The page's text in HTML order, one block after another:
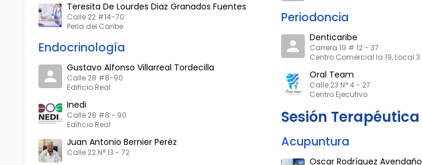
Teresita De Lourdes Diaz Granados Fuentes
Calle 22 #14-70
Perla del Caribe
Endocrinología
Gustavo Alfonso Villarreal Tordecilla
Calle 28 #8-90
Edificio Real
Inedi
Calle 28 #8 - 90
Edificio Real
Juan Antonio Bernier Peréz
Calle 22 N° 13 - 72
Periodoncia
Denticaribe
Carrera 19 # 12 - 37
Centro Comercial la 19, Local 3
Oral Team
Calle 23 N° 4 - 27
Centro Ejecutivo
Sesión Terapéutica
Acupuntura
Oscar Rodríguez Avendaño